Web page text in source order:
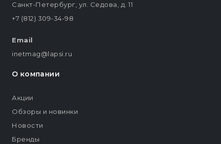
Санкт-Петербург, ул. Седова, д. 11
+7 (812) 309-34-98
Email
inetmag@lapsi.ru
О компании
Акции
Обзоры и новинки
Новости
Бренды